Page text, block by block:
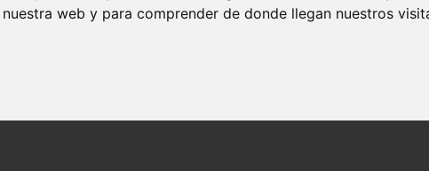
web y para comprender de donde llegan nuestros